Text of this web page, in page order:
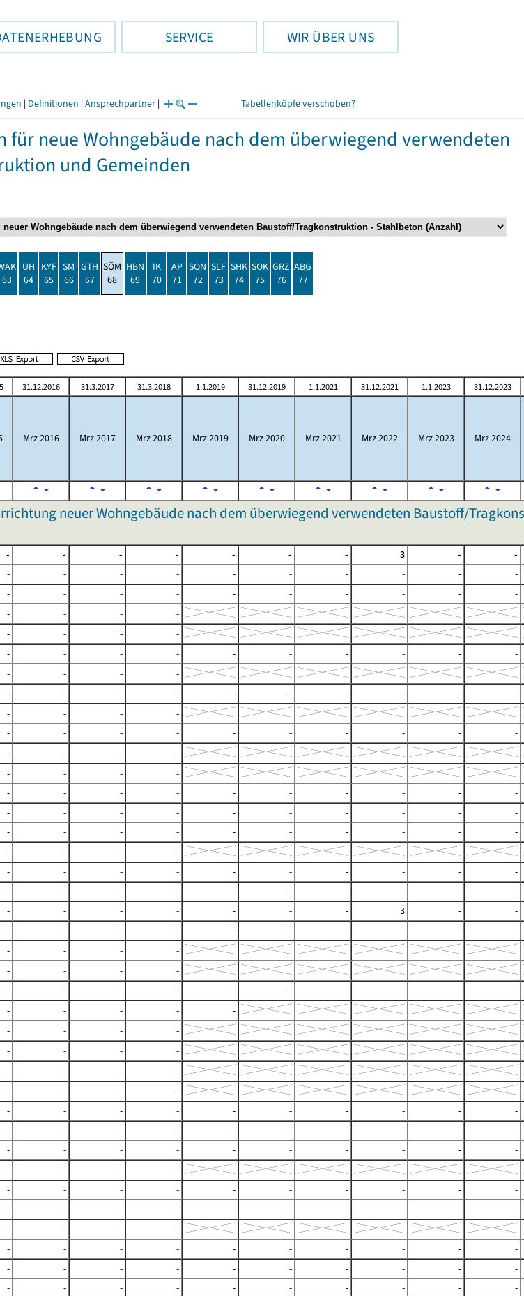
SERVICE WIR ÜBER UNS
| Definitionen | Ansprechpartner | Tabellenköpfe verschoben?
für neue Wohngebäude nach dem überwiegend verwendeten
und Gemeinden
63
UH
64
KYF
65
SM
66
GTH
67
SÖM
68
HBN
69
IK
70
AP
71
SON
72
SLF
73
SHK
74
SOK
75
GRZ
76
ABG
77
31.12.2016 31.3.2017 31.3.2018 1.1.2019 31.12.2019 1.1.2021 31.12.2021 1.1.2023 31.12.2023
Mrz 2016 Mrz 2017 Mrz 2018 Mrz 2019 Mrz 2020 Mrz 2021 Mrz 2022 Mrz 2023 Mrz 2024
neuer Wohngebäude nach dem überwiegend verwendeten Baustoff/
- - - - - - - 3 -
-
- - - - - - - - -
-
- - - - - - - - -
-
- - -
-
- - -
-
- - - - - - - - -
-
- - -
-
- - - - - - - - -
-
- - -
-
- - - - - - - - -
-
- - -
-
- - -
-
- - - - - - - - -
-
- - - - - - - - -
-
- - - - - - - - -
-
- - -
-
- - - - - - - - -
-
- - - - - - - - -
-
- - - - - - - 3 -
-
- - - - - - - - -
-
- - -
-
- - -
-
- - - - - - - - -
-
- - - -
-
- - -
-
- - -
-
- - -
-
- - -
-
- - - - - - - - -
-
- - - - - - - - -
-
- - - - - - - - -
-
- - -
-
- - - - - - - - -
-
- - - - - - - - -
-
- - -
-
- - - - - - - - -
-
- - - - - - - - -
-
- - - - - - - - -
-